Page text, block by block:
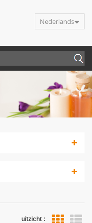
Nederlands
uitzicht :